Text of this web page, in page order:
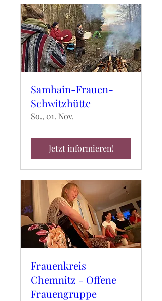
Samhain-Frauen-
Schwitzhütte
So., 01. Nov.
Jetzt informieren!
Frauenkreis
Chemnitz - Offene
Frauengruppe